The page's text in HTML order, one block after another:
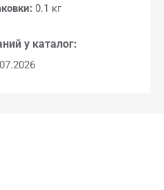
0.1 кг
у каталог: